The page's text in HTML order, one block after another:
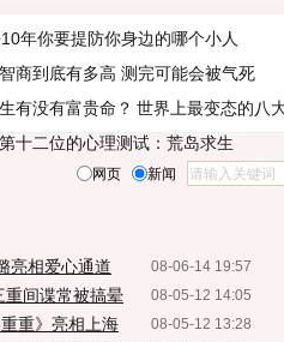
年你要提防你身边的哪个小人
商到底有多高 测完可能会被气死
有没有富贵命？ 世界上最变态的八
十二位的心理测试：荒岛求生
网页 新闻
08-06-14 19:57
亮相爱心通道
08-05-12 14:05
重间谍常被搞晕
08-05-12 13:28
重》亮相上海